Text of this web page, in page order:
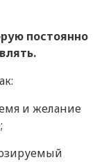
постоянно
и желание